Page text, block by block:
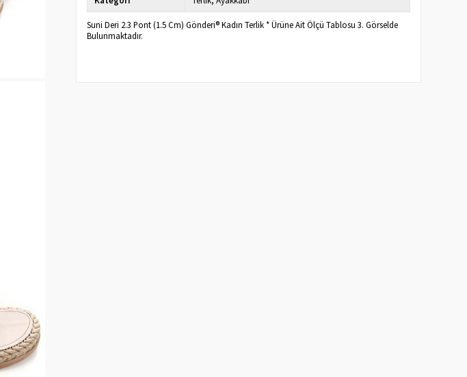
Suni Deri 2.3 Pont (1.5 Cm) Gönderi® Kadın Terlik * Ürüne Ait Ölçü Tablosu 3. Görselde
Bulunmaktadır.